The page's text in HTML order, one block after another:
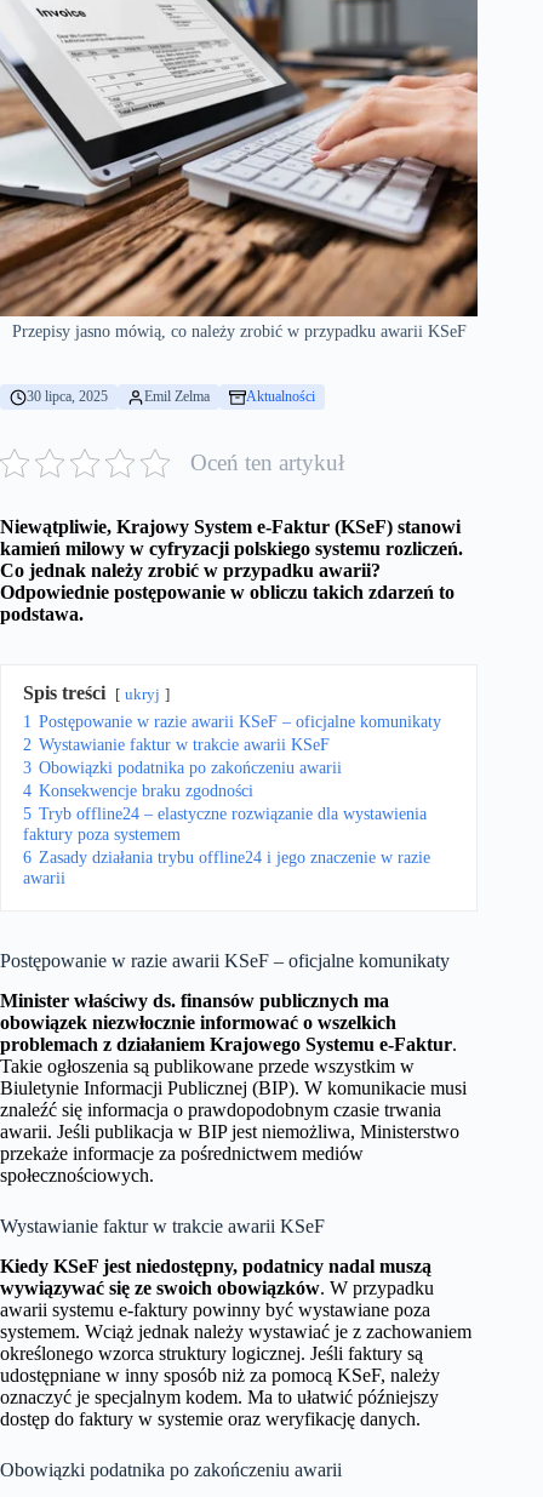
Przepisy jasno mówią, co należy zrobić w przypadku awarii KSeF
30 lipca, 2025 Emil Zelma Aktualności
Oceń ten artykuł
Niewątpliwie, Krajowy System e-Faktur (KSeF) stanowi
kamień milowy w cyfryzacji polskiego systemu rozliczeń.
Co jednak należy zrobić w przypadku awarii?
Odpowiednie postępowanie w obliczu takich zdarzeń to
podstawa.
Spis treści ukryj
1 Postępowanie w razie awarii KSeF – oficjalne komunikaty
2 Wystawianie faktur w trakcie awarii KSeF
3 Obowiązki podatnika po zakończeniu awarii
4 Konsekwencje braku zgodności
5 Tryb offline24 – elastyczne rozwiązanie dla wystawienia
faktury poza systemem
6 Zasady działania trybu offline24 i jego znaczenie w razie
awarii
Postępowanie w razie awarii KSeF – oficjalne komunikaty
Minister właściwy ds. finansów publicznych ma
obowiązek niezwłocznie informować o wszelkich
problemach z działaniem Krajowego Systemu e-Faktur.
Takie ogłoszenia są publikowane przede wszystkim w
Biuletynie Informacji Publicznej (BIP). W komunikacie musi
znaleźć się informacja o prawdopodobnym czasie trwania
awarii. Jeśli publikacja w BIP jest niemożliwa, Ministerstwo
przekaże informacje za pośrednictwem mediów
społecznościowych.
Wystawianie faktur w trakcie awarii KSeF
Kiedy KSeF jest niedostępny, podatnicy nadal muszą
wywiązywać się ze swoich obowiązków. W przypadku
awarii systemu e-faktury powinny być wystawiane poza
systemem. Wciąż jednak należy wystawiać je z zachowaniem
określonego wzorca struktury logicznej. Jeśli faktury są
udostępniane w inny sposób niż za pomocą KSeF, należy
oznaczyć je specjalnym kodem. Ma to ułatwić późniejszy
dostęp do faktury w systemie oraz weryfikację danych.
Obowiązki podatnika po zakończeniu awarii